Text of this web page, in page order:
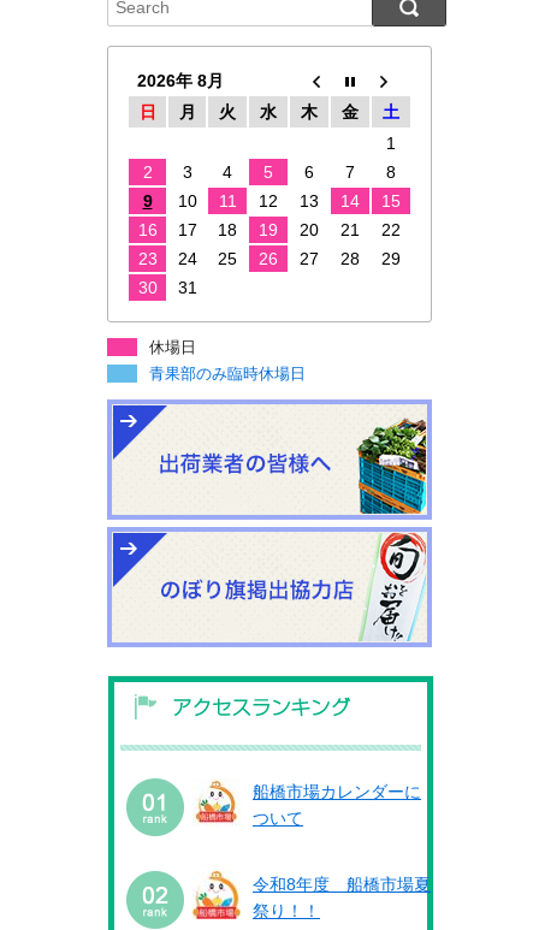
2026年 8月
日
月 火 水 木 金
土
1
2
3 4 5 6 7
8
9
10 11 12 13 14
15
16
17 18 19 20 21
22
23
24 25 26 27 28
29
30
31
休場日
青果部のみ臨時休場日
船橋市場カレンダーに
ついて
令和8年度 船橋市場夏
祭り！！